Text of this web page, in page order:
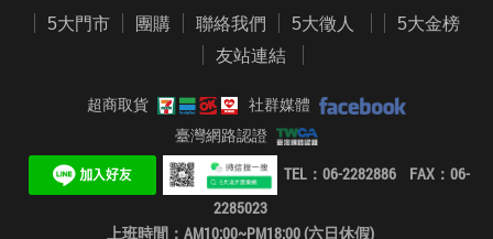
5大門市 團購 聯絡我們 5大徵人
5大金榜
友站連結
超商取貨
社群媒體
臺灣網路認證
TEL：06-2282886 FAX：06-
2285023
上班時間：AM10:00~PM18:00 (六日休假)